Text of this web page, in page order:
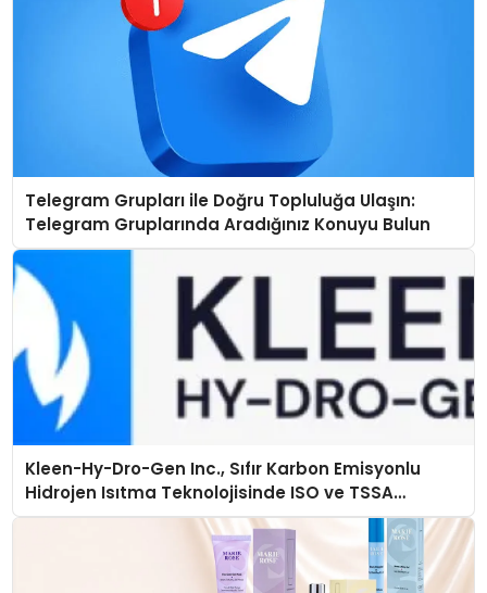
Telegram Grupları ile Doğru Topluluğa Ulaşın:
Telegram Gruplarında Aradığınız Konuyu Bulun
Kleen-Hy-Dro-Gen Inc., Sıfır Karbon Emisyonlu
Hidrojen Isıtma Teknolojisinde ISO ve TSSA
Düzenleyici Onaylarını Aldı